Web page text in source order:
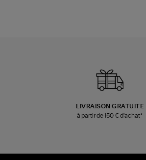
LIVRAISON GRATUITE
à partir de 150 € d'achat*